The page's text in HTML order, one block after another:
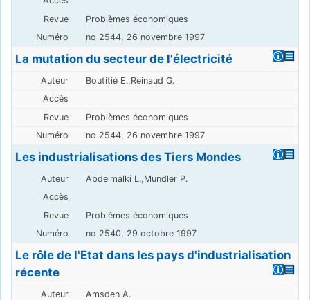
Problèmes économiques
no 2544, 26 novembre 1997
La mutation du secteur de l'électricité
Boutitié E.,Reinaud G.
Problèmes économiques
no 2544, 26 novembre 1997
Les industrialisations des Tiers Mondes
Abdelmalki L.,Mundler P.
Problèmes économiques
no 2540, 29 octobre 1997
Le rôle de l'Etat dans les pays d'industrialisation
récente
Amsden A.